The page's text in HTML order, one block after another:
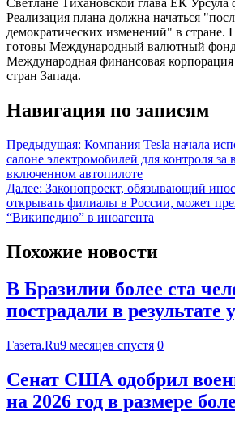
Реализация плана должна начаться
демократических изменений" в стране.
готовы Международный валютный
Международная финансовая корпорация
стран Запада.
Навигация по записям
Предыдущая: Компания Tesla начала
салоне электромобилей для контроля за
включенном автопилоте
Далее: Законопроект, обязывающий
открывать филиалы в России, может
“Википедию” в иноагента
Похожие новости
В Бразилии более ста
пострадали в результате
Газета.Ru9 месяцев спустя 0
Сенат США одобрил
на 2026 год в размере